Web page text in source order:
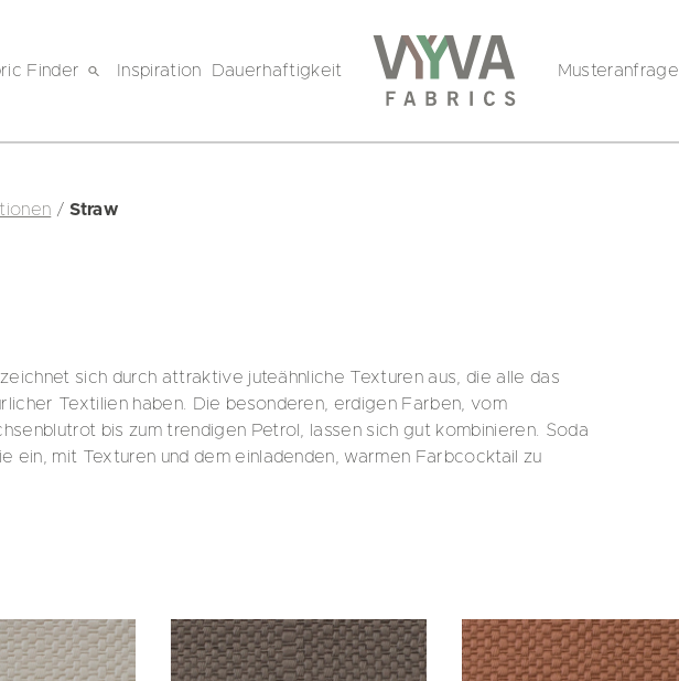
Finder Inspiration Dauerhaftigkeit Musteranfrage
/Straw
sich durch attraktive juteähnliche Texturen aus, die alle das
Textilien haben. Die besonderen, erdigen Farben, vom
bis zum trendigen Petrol, lassen sich gut kombinieren. Soda
ein, mit Texturen und dem einladenden, warmen Farbcocktail zu